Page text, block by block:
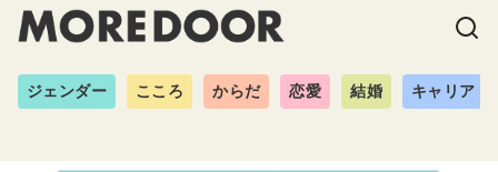
ジェンダー こころ からだ 恋愛 結婚 キャリア